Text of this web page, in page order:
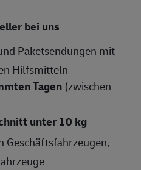
bei uns
Paketsendungen mit
Hilfsmitteln
Tagen (zwischen
unter 10 kg
Geschäftsfahrzeugen,